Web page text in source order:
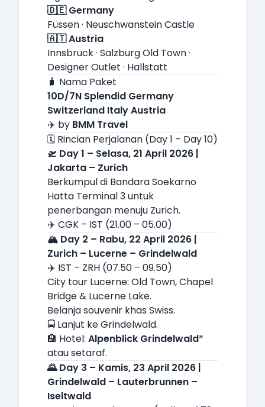
🇩🇪 Germany
Füssen · Neuschwanstein Castle
🇦🇹 Austria
Innsbruck · Salzburg Old Town ·
Designer Outlet · Hallstatt
🧳 Nama Paket
10D/7N Splendid Germany
Switzerland Italy Austria
✈️ by BMM Travel
🗓️ Rincian Perjalanan (Day 1 – Day 10)
🛫 Day 1 – Selasa, 21 April 2026 |
Jakarta – Zurich
Berkumpul di Bandara Soekarno
Hatta Terminal 3 untuk
penerbangan menuju Zurich.
✈️ CGK – IST (21.00 – 05.00)
🏔️ Day 2 – Rabu, 22 April 2026 |
Zurich – Lucerne – Grindelwald
✈️ IST – ZRH (07.50 – 09.50)
City tour Lucerne: Old Town, Chapel
Bridge & Lucerne Lake.
Belanja souvenir khas Swiss.
🚍 Lanjut ke Grindelwald.
🏨 Hotel: Alpenblick Grindelwald*
atau setaraf.
🌄 Day 3 – Kamis, 23 April 2026 |
Grindelwald – Lauterbrunnen –
Iseltwald